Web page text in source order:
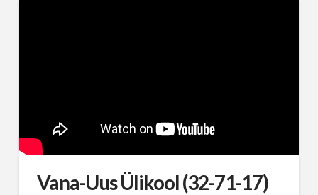
Vana-Uus Ülikool (32-71-17)